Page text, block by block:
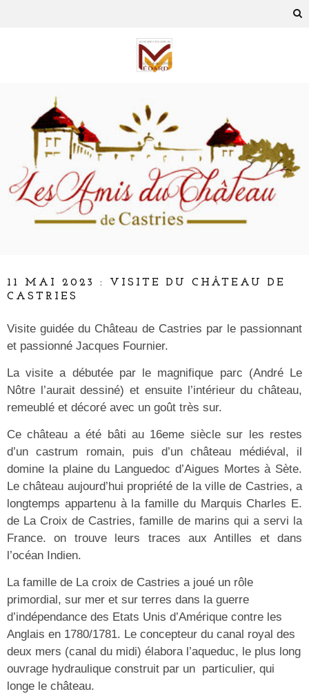
11 MAI 2023 : VISITE DU CHÂTEAU DE
CASTRIES
Visite guidée du Château de Castries par le passionnant
et passionné Jacques Fournier.
La visite a débutée par le magnifique parc (André Le
Nôtre l’aurait dessiné) et ensuite l’intérieur du château,
remeublé et décoré avec un goût très sur.
Ce château a été bâti au 16eme siècle sur les restes
d’un castrum romain, puis d’un château médiéval, il
domine la plaine du Languedoc d’Aigues Mortes à Sète.
Le château aujourd’hui propriété de la ville de Castries, a
longtemps appartenu à la famille du Marquis Charles E.
de La Croix de Castries, famille de marins qui a servi la
France. on trouve leurs traces aux Antilles et dans
l’océan Indien.
La famille de La croix de Castries a joué un rôle
primordial, sur mer et sur terres dans la guerre
d’indépendance des Etats Unis d’Amérique contre les
Anglais en 1780/1781. Le concepteur du canal royal des
deux mers (canal du midi) élabora l’aqueduc, le plus long
ouvrage hydraulique construit par un particulier, qui
longe le château.